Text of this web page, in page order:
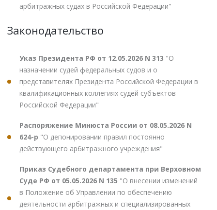
арбитражных судах в Российской Федерации"
Законодательство
Указ Президента РФ от 12.05.2026 N 313 "О
назначении судей федеральных судов и о
представителях Президента Российской Федерации в
квалификационных коллегиях судей субъектов
Российской Федерации"
Распоряжение Минюста России от 08.05.2026 N
624-р "О депонировании правил постоянно
действующего арбитражного учреждения"
Приказ Судебного департамента при Верховном
Суде РФ от 05.05.2026 N 135 "О внесении изменений
в Положение об Управлении по обеспечению
деятельности арбитражных и специализированных